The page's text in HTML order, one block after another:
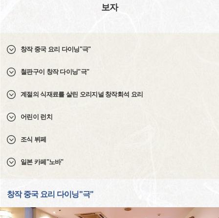
보자
창작 중국 요리 다이닝"극"
철판구이 창작 다이닝"극"
계절의 식재료를 살린 오리지널 창작회석 요리
어린이 런치
조식 뷔페
일본 카페"노바"
창작 중국 요리 다이닝"극"